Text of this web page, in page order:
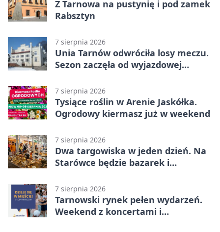
Z Tarnowa na pustynię i pod zamek
Rabsztyn
7 sierpnia 2026
Unia Tarnów odwróciła losy meczu.
Sezon zaczęła od wyjazdowej
7 sierpnia 2026
Tysiące roślin w Arenie Jaskółka.
Ogrodowy kiermasz już w weekend
7 sierpnia 2026
Dwa targowiska w jeden dzień. Na
Starówce będzie bazarek i
7 sierpnia 2026
Tarnowski rynek pełen wydarzeń.
Weekend z koncertami i